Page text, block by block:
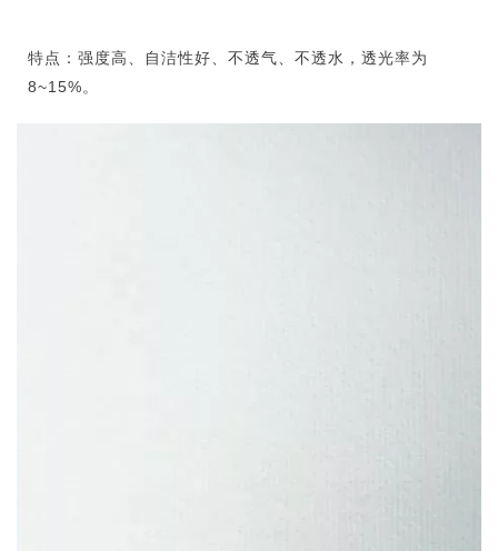
特点：强度高、自洁性好、不透气、不透水，透光率为
8~15%。